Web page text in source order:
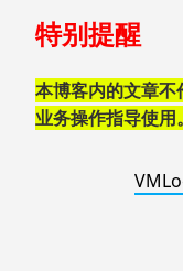
至
脚
特别提醒
本博客内的文章
业务操作指导使用。